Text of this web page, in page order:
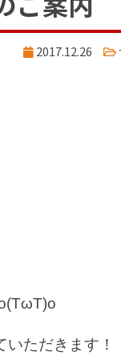
2017.12.26
ただきます！